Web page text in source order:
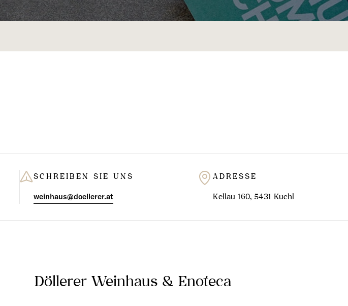
SCHREIBEN SIE UNS
weinhaus@doellerer.at
ADRESSE
Kellau 160, 5431 Kuchl
Döllerer Weinhaus & Enoteca